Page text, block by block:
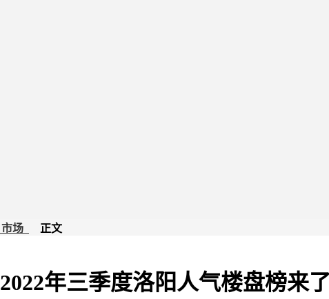
市场 正文
2022年三季度洛阳人气楼盘榜来